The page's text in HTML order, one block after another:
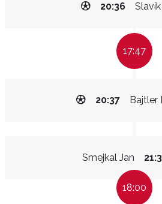
20:36
17:47
Bajtler
20:37
Smejkal Jan
18:00